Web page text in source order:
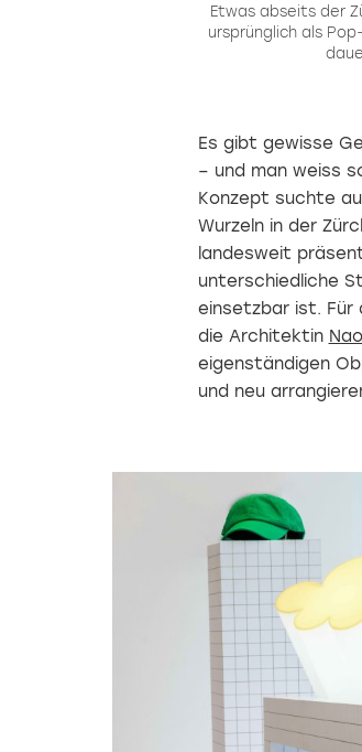
Etwas abseits der
ursprünglich als
Es gibt gewisse
– und man weiss
Konzept suchte
Wurzeln in der
landesweit
unterschiedliche
einsetzbar ist. Für
die Architektin
eigenständigen
und neu